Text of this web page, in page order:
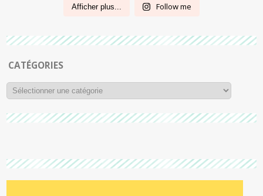
Afficher plus... Follow me
CATÉGORIES